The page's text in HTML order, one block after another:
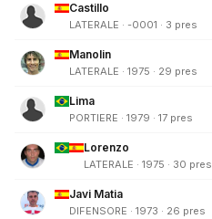
Castillo
LATERALE · -0001 · 3 pres
Manolin
LATERALE · 1975 · 29 pres
Lima
PORTIERE · 1979 · 17 pres
Lorenzo
LATERALE · 1975 · 30 pres
Javi Matia
DIFENSORE · 1973 · 26 pres